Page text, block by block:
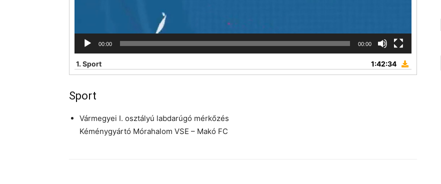
00:00 00:00
1. Sport 1:42:34
Sport
Vármegyei I. osztályú labdarúgó mérkőzés
Kéménygyártó Mórahalom VSE – Makó FC